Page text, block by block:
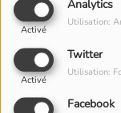
Analytics
Activé
Utilisation:
Twitter
Activé
Utilisation:
Facebook